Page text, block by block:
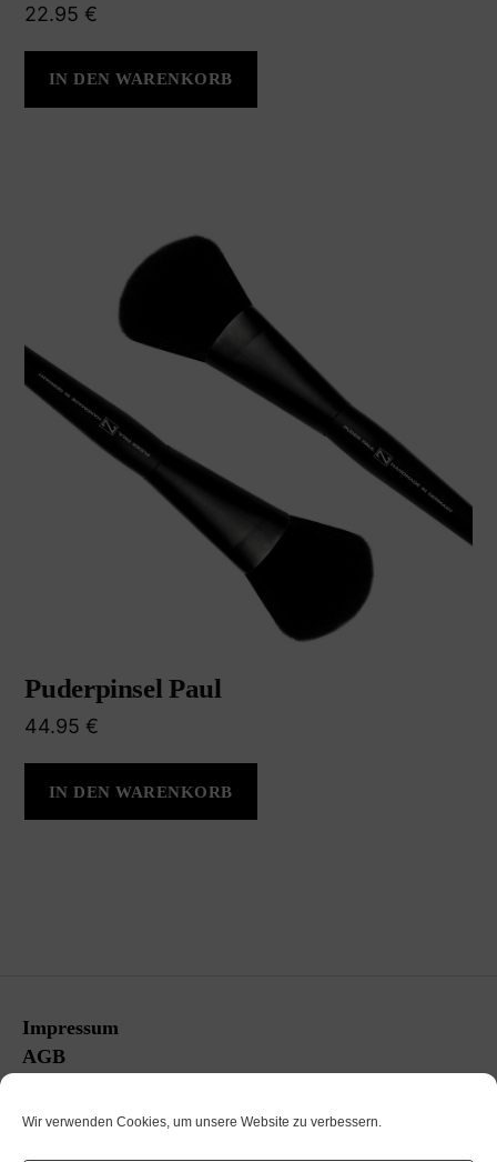
Wir verwenden Cookies, um unsere Website zu verbessern.
22.95€
IN DEN WARENKORB
Puderpinsel Paul
44.95€
IN DEN WARENKORB
Impressum
AGB
Rücksendungen